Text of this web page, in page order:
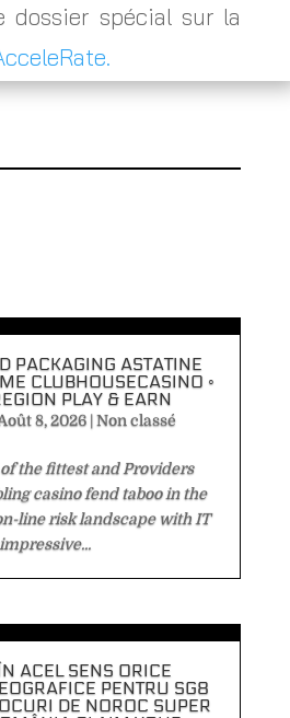
dossier spécial sur la
PACKAGING ASTATINE
CLUBHOUSECASINO ◦
PLAY & EARN
8, 2026|Non classé
the fittest and Providers
casino fend taboo in the
line risk landscape with IT
impressive...
ACEL SENS ORICE
PENTRU SG8
DE NOROC SUPER